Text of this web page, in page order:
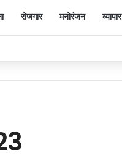
रोजगार मनोरंजन व्यापार